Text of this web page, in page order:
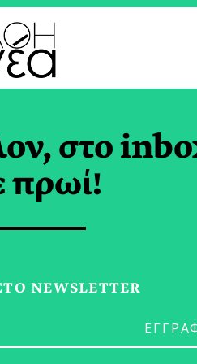
στο
πρωί!
NEWSLETTER